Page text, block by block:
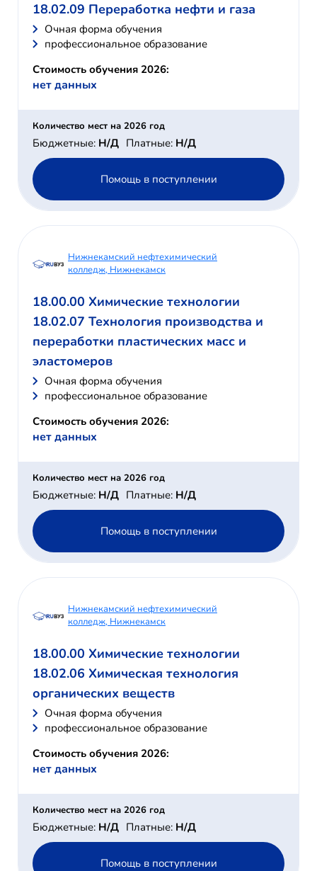
18.02.09 Переработка нефти и газа
Очная форма обучения
профессиональное образование
Стоимость обучения 2026:
нет данных
Количество мест на 2026 год
Бюджетные: Н/Д Платные: Н/Д
Помощь в поступлении
Нижнекамский нефтехимический
колледж, Нижнекамск
18.00.00 Химические технологии
18.02.07 Технология производства и
переработки пластических масс и
эластомеров
Очная форма обучения
профессиональное образование
Стоимость обучения 2026:
нет данных
Количество мест на 2026 год
Бюджетные: Н/Д Платные: Н/Д
Помощь в поступлении
Нижнекамский нефтехимический
колледж, Нижнекамск
18.00.00 Химические технологии
18.02.06 Химическая технология
органических веществ
Очная форма обучения
профессиональное образование
Стоимость обучения 2026:
нет данных
Количество мест на 2026 год
Бюджетные: Н/Д Платные: Н/Д
Помощь в поступлении